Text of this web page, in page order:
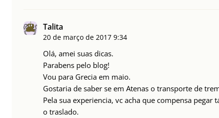
Talita
20 de março de 2017 9:34
Olá, amei suas dicas.
Parabens pelo blog!
Vou para Grecia em maio.
Gostaria de saber se em Atenas o transporte de
Pela sua experiencia, vc acha que compensa
o traslado.